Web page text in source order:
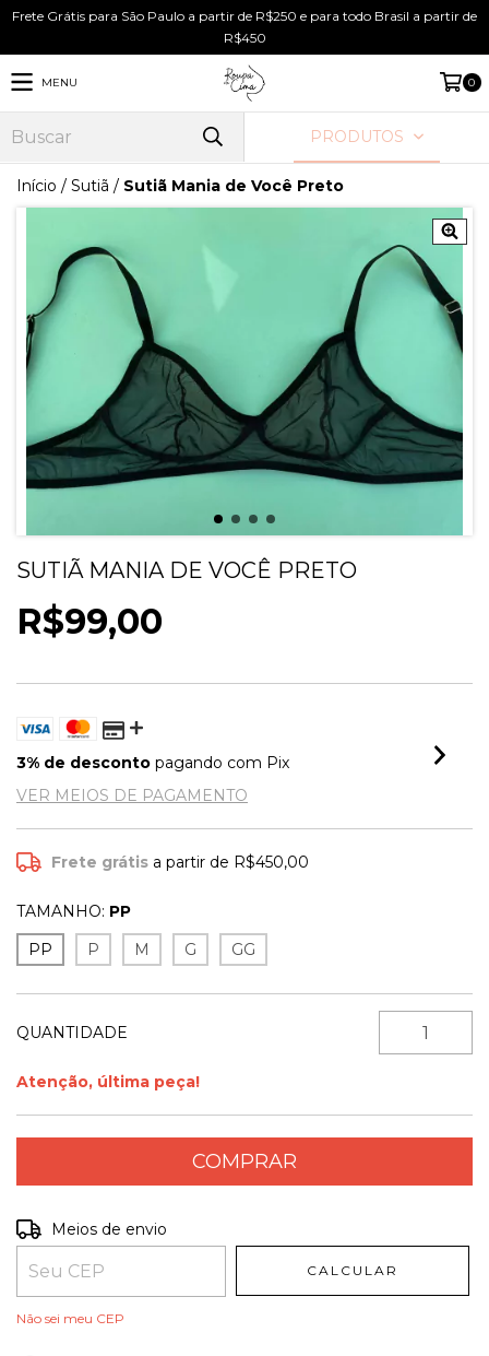
Frete Grátis para São Paulo a partir de R$250 e para todo Brasil a partir de
R$450
MENU 0
PRODUTOS
Início / Sutiã / Sutiã Mania de Você Preto
SUTIÃ MANIA DE VOCÊ PRETO
R$99,00
3% de desconto pagando com Pix
VER MEIOS DE PAGAMENTO
Frete grátis a partir de R$450,00
TAMANHO: PP
PP
P M G GG
QUANTIDADE
Atenção, última peça!
Entregas para o CEP:
Meios de envio
CALCULAR
Não sei meu CEP